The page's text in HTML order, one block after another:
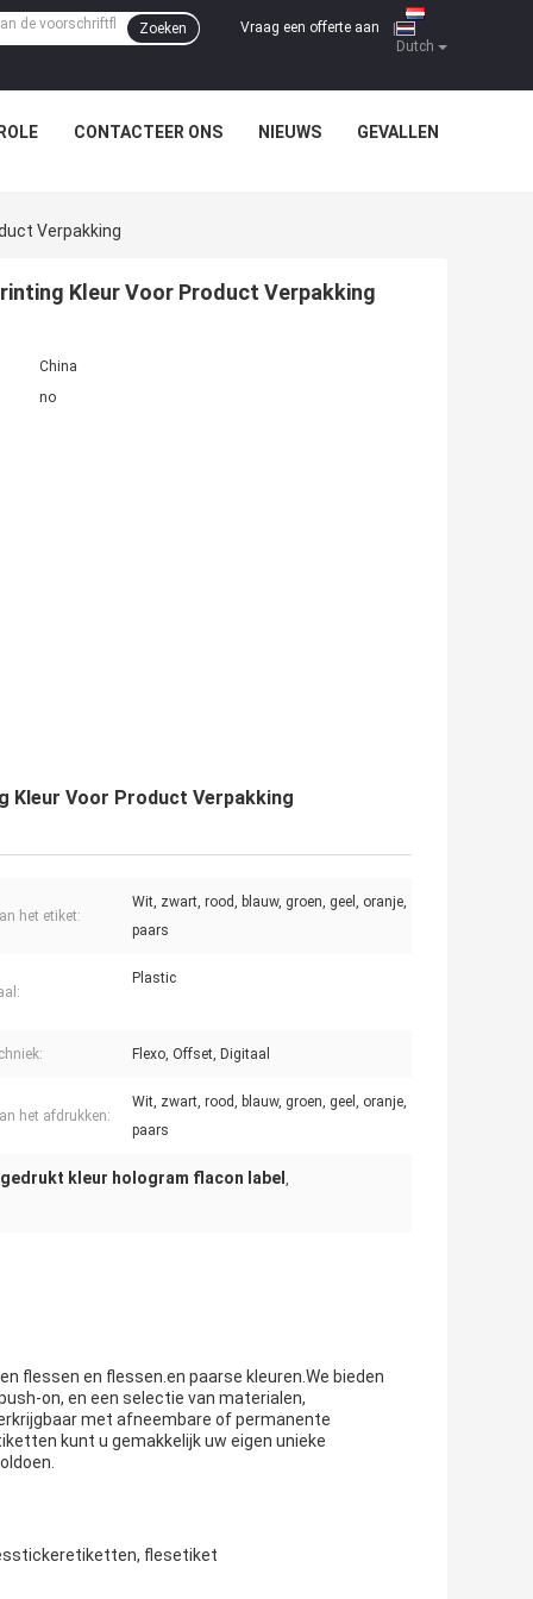
Dutch
Vraag een offerte aan
Zoeken
CONTACTEER ONS NIEUWS GEVALLEN
Verpakking
Kleur Voor Product Verpakking
China
no
Kleur Voor Product Verpakking
het etiket:
Wit, zwart, rood, blauw, groen, geel, oranje,
paars
Plastic
Flexo, Offset, Digitaal
het afdrukken:
Wit, zwart, rood, blauw, groen, geel, oranje,
paars
kleur hologram flacon label ,
flessen en flessen.en paarse kleuren.We bieden
on, en een selectie van materialen,
met afneembare of permanente
kunt u gemakkelijk uw eigen unieke
flesetiket